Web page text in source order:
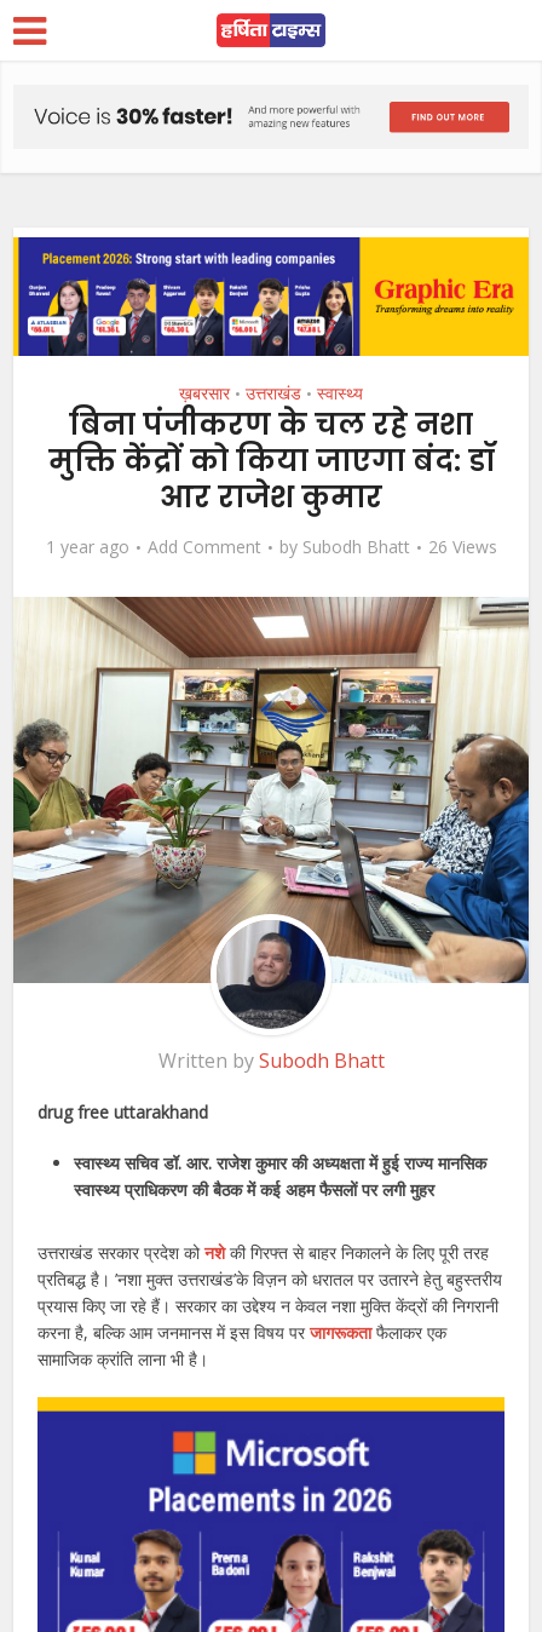
ख़बरसार • उत्तराखंड • स्वास्थ्य
बिना पंजीकरण के चल रहे नशा
मुक्ति केंद्रों को किया जाएगा बंद: डॉ
आर राजेश कुमार
1 year ago Add Comment by Subodh Bhatt 26 Views
Written bySubodh Bhatt
drug free uttarakhand
स्वास्थ्य सचिव डॉ. आर. राजेश कुमार की अध्यक्षता में हुई राज्य मानसिक
स्वास्थ्य प्राधिकरण की बैठक में कई अहम फैसलों पर लगी मुहर
उत्तराखंड सरकार प्रदेश कोनशेकी गिरफ्त से बाहर निकालने के लिए पूरी तरह
प्रतिबद्ध है। ’नशा मुक्त उत्तराखंड’के विज़न को धरातल पर उतारने हेतु बहुस्तरीय
प्रयास किए जा रहे हैं। सरकार का उद्देश्य न केवल नशा मुक्ति केंद्रों की निगरानी
करना है, बल्कि आम जनमानस में इस विषय परजागरूकताफैलाकर एक
सामाजिक क्रांति लाना भी है।